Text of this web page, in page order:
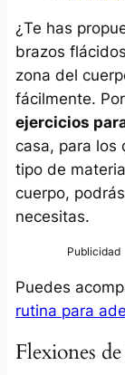
¿Te has
brazos
zona del
fácilmente.
ejercicios
casa, para los
tipo de
cuerpo,
necesitas.
Puedes
rutina para
Flexiones